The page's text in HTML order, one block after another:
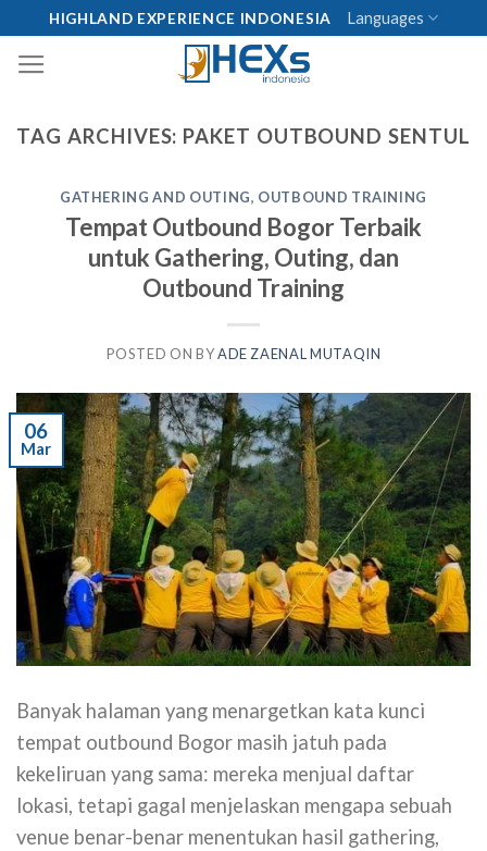
content
HIGHLAND EXPERIENCE INDONESIA Languages
TAG ARCHIVES: PAKET OUTBOUND SENTUL
GATHERING AND OUTING, OUTBOUND TRAINING
Tempat Outbound Bogor Terbaik
untuk Gathering, Outing, dan
Outbound Training
POSTED ON BYADE ZAENAL MUTAQIN
06
Mar
Banyak halaman yang menargetkan kata kunci
tempat outbound Bogor masih jatuh pada
kekeliruan yang sama: mereka menjual daftar
lokasi, tetapi gagal menjelaskan mengapa sebuah
venue benar-benar menentukan hasil gathering,